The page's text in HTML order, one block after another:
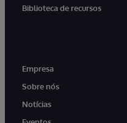
Biblioteca de recursos
Empresa
Sobre nós
Notícias